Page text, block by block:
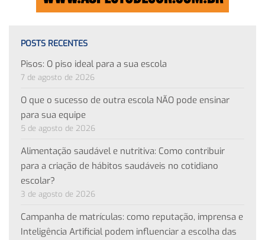
POSTS RECENTES
Pisos: O piso ideal para a sua escola
7 de agosto de 2026
O que o sucesso de outra escola NÃO pode ensinar
para sua equipe
5 de agosto de 2026
Alimentação saudável e nutritiva: Como contribuir
para a criação de hábitos saudáveis no cotidiano
escolar?
3 de agosto de 2026
Campanha de matrículas: como reputação, imprensa e
Inteligência Artificial podem influenciar a escolha das